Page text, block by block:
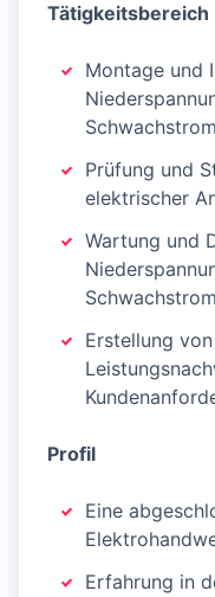
Tätigkeitsbereich
Montage und
Prüfung und
elektrischer
Wartung und
Erstellung
Profil
Eine
Erfahrung in